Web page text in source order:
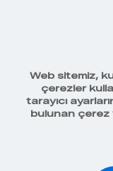
Web sitemiz,
çerezler
tarayıcı
bulunan çerez